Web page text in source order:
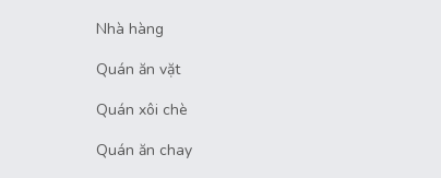
Nhà hàng
Quán ăn vặt
Quán xôi chè
Quán ăn chay